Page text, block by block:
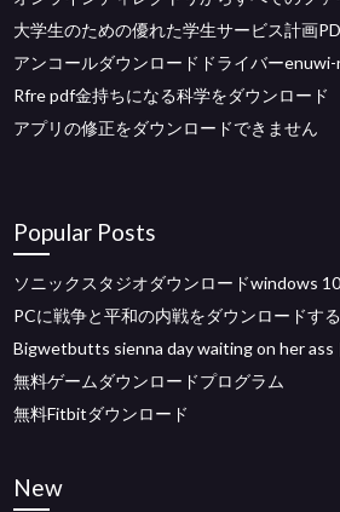
大学生のための優れた学生サービス計画
アンコールダウンロードドライバーenuwi-
Rfre pdf金持ちになる科学をダウンロード
アプリの修正をダウンロードできません
Popular Posts
ソニックスタジオダウンロードwindows
PCに戦争と平和の内戦をダウンロードする
Bigwetbutts sienna day waiting on her ass
無料ゲームダウンロードプログラム
無料Fitbitダウンロード
New